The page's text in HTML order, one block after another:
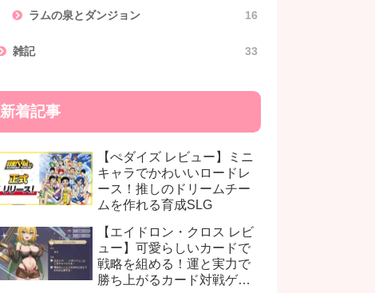
ラムの泉とダンジョン 16
雑記 33
新着記事
【ぺダイズ レビュー】ミニ
キャラでかわいいロードレ
ース！推しのドリームチー
ムを作れる育成SLG
【エイドロン・クロス レビ
ュー】可愛らしいカードで
戦略を組める！運と実力で
勝ち上がるカード対戦ゲー